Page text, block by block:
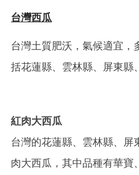
台灣西瓜
台灣土質肥沃，氣候適宜，
括花蓮縣、雲林縣、屏東縣
紅肉大西瓜
台灣的花蓮縣、雲林縣、屏
肉大西瓜，其中品種有華寶